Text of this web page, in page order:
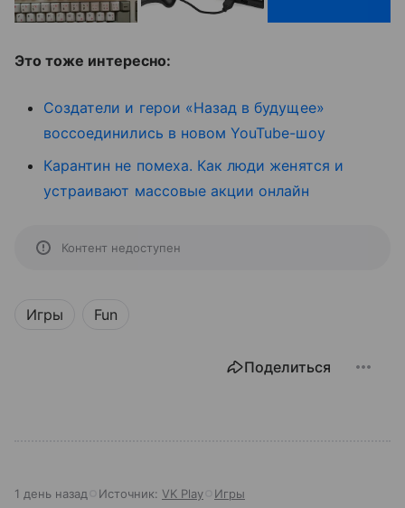
Это тоже интересно:
Создатели и герои «Назад в будущее»
воссоединились в новом YouTube-шоу
Карантин не помеха. Как люди женятся и
устраивают массовые акции онлайн
Контент недоступен
Игры Fun
Поделиться
1 день назад Источник: VK Play Игры